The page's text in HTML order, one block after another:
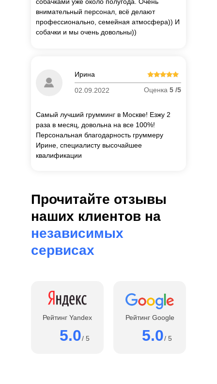
внимательный персонал, всё делают
профессионально, семейная атмосфера)) И
собачки и мы очень довольны))
Ирина
02.09.2022 Оценка 5 /5
Самый лучший грумминг в Москве! Езжу 2
раза в месяц, довольна на все 100%!
Персональная благодарность груммеру
Ирине, специалисту высочайшее
квалификации
Прочитайте отзывы
наших клиентов на
независимых
сервисах
Рейтинг Yandex
5.0/ 5
Рейтинг Google
5.0/ 5